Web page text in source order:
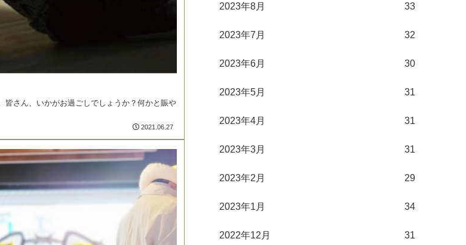
皆さん、いかがお過ごしでしょうか？何かと賑や
2021.06.27
2023年8月 33
2023年7月 32
2023年6月 30
2023年5月 31
2023年4月 31
2023年3月 31
2023年2月 29
2023年1月 34
2022年12月 31